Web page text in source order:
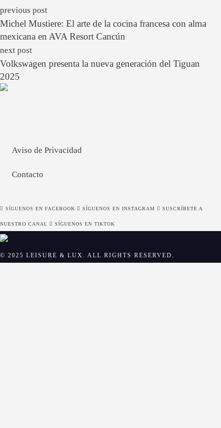
previous post
Michel Mustiere: El arte de la cocina francesa con alma
mexicana en AVA Resort Cancún
next post
Volkswagen presenta la nueva generación del Tiguan
2025
Aviso de Privacidad
Contacto
SÍGUENOS EN FACEBOOK SÍGUENOS EN INSTAGRAM SUSCRÍBETE A
NUESTRO CANAL SÍGUENOS EN TIKTOK
© 2025 LEISURE & LUX. ALL RIGHTS RESERVED.